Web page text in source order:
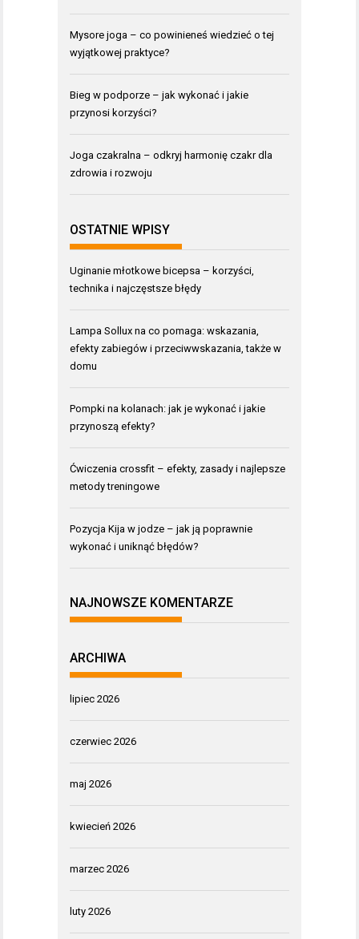
Mysore joga – co powinieneś wiedzieć o tej
wyjątkowej praktyce?
Bieg w podporze – jak wykonać i jakie
przynosi korzyści?
Joga czakralna – odkryj harmonię czakr dla
zdrowia i rozwoju
OSTATNIE WPISY
Uginanie młotkowe bicepsa – korzyści,
technika i najczęstsze błędy
Lampa Sollux na co pomaga: wskazania,
efekty zabiegów i przeciwwskazania, także w
domu
Pompki na kolanach: jak je wykonać i jakie
przynoszą efekty?
Ćwiczenia crossfit – efekty, zasady i najlepsze
metody treningowe
Pozycja Kija w jodze – jak ją poprawnie
wykonać i uniknąć błędów?
NAJNOWSZE KOMENTARZE
ARCHIWA
lipiec 2026
czerwiec 2026
maj 2026
kwiecień 2026
marzec 2026
luty 2026